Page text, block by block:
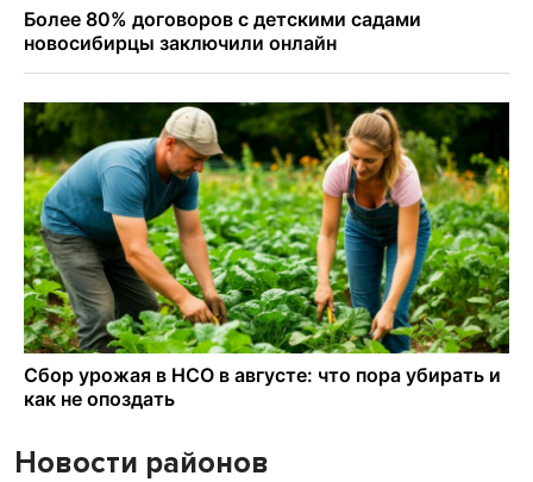
Новости районов